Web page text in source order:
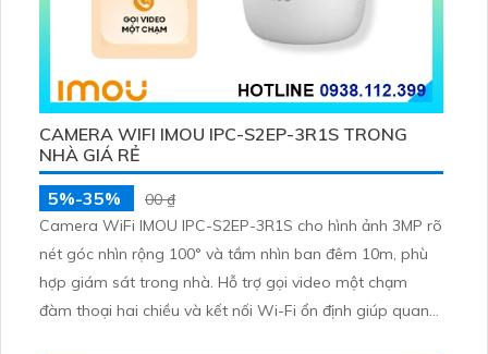
CAMERA WIFI IMOU IPC-S2EP-3R1S TRONG
NHÀ GIÁ RẺ
5%-35%
00 ₫
Camera WiFi IMOU IPC-S2EP-3R1S cho hình ảnh 3MP rõ
nét góc nhìn rộng 100° và tầm nhìn ban đêm 10m, phù
hợp giám sát trong nhà. Hỗ trợ gọi video một chạm
đàm thoại hai chiều và kết nối Wi-Fi ổn định giúp quan